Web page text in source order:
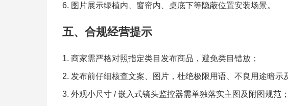
图片展示绿植内、窗帘内、桌底下等隐蔽位置安装场景。
五、合规经营提示
商家需严格对照指定类目发布商品，避免类目错放；
发布前仔细核查文案、图片，杜绝极限用语、不良用途暗示
外观小尺寸 / 嵌入式镜头监控器需单独落实主图及附图规范；